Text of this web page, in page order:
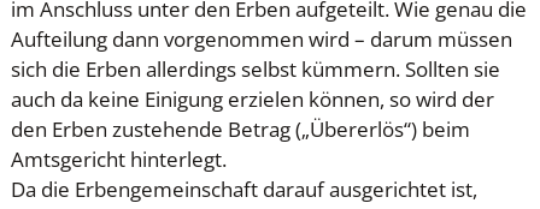
im Anschluss unter den Erben aufgeteilt. Wie genau die
Aufteilung dann vorgenommen wird – darum müssen
sich die Erben allerdings selbst kümmern. Sollten sie
auch da keine Einigung erzielen können, so wird der
den Erben zustehende Betrag („Übererlös“) beim
Amtsgericht hinterlegt.
Da die Erbengemeinschaft darauf ausgerichtet ist,